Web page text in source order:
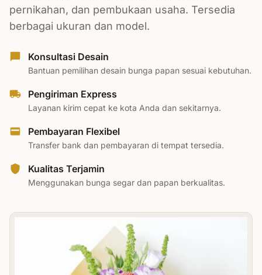
pernikahan, dan pembukaan usaha. Tersedia
berbagai ukuran dan model.
Konsultasi Desain
Bantuan pemilihan desain bunga papan sesuai kebutuhan.
Pengiriman Express
Layanan kirim cepat ke kota Anda dan sekitarnya.
Pembayaran Flexibel
Transfer bank dan pembayaran di tempat tersedia.
Kualitas Terjamin
Menggunakan bunga segar dan papan berkualitas.